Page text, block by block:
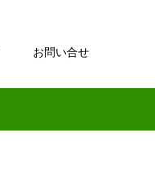
お問い合せ